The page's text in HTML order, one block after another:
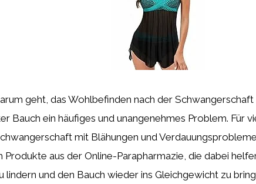
geht, das Wohlbefinden nach der Schwangerschaft
Bauch ein häufiges und unangenehmes Problem. Für
mit Blähungen und
Produkte aus der Online-Parapharmazie, die dabei
lindern und den Bauch wieder ins Gleichgewicht zu